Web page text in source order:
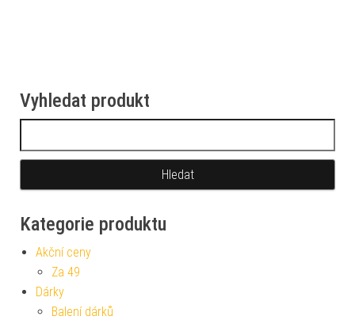
Vyhledat produkt
Kategorie produktu
Akční ceny
Za 49
Dárky
Balení dárků